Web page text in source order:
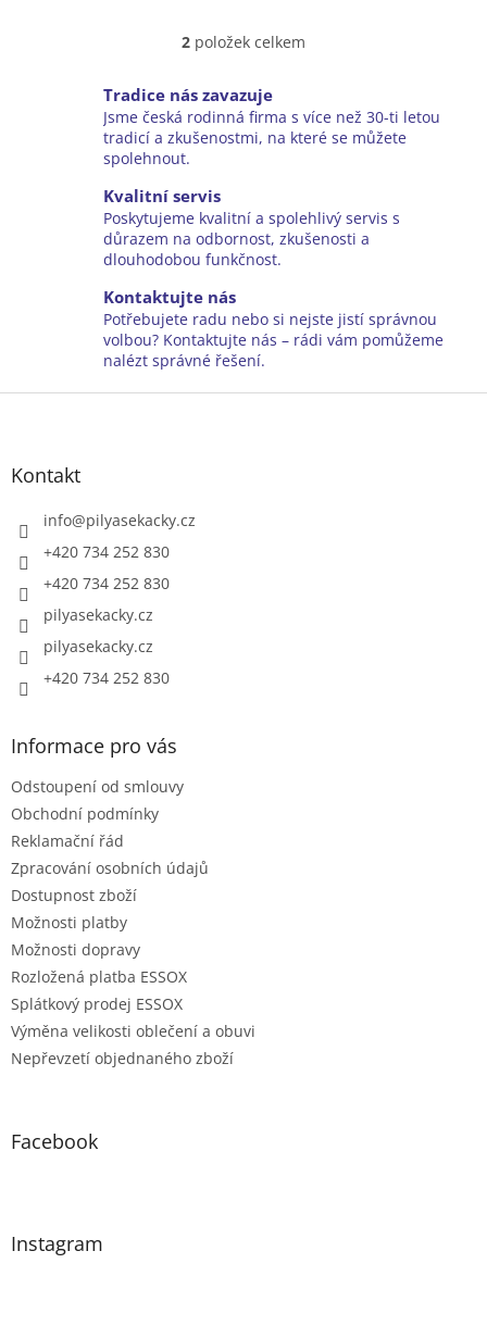
O
l
á
d
p
r
v
v
ý
p
s
2 položek celkem
Tradice nás zavazuje
Jsme česká rodinná firma s více než 30-ti letou
tradicí a zkušenostmi, na které se můžete
spolehnout.
Kvalitní servis
Poskytujeme kvalitní a spolehlivý servis s
důrazem na odbornost, zkušenosti a
dlouhodobou funkčnost.
Kontaktujte nás
Potřebujete radu nebo si nejste jistí správnou
volbou? Kontaktujte nás – rádi vám pomůžeme
nalézt správné řešení.
Z
Kontakt
info@pilyasekacky.cz
+420 734 252 830
+420 734 252 830
pilyasekacky.cz
pilyasekacky.cz
+420 734 252 830
Informace pro vás
Odstoupení od smlouvy
Obchodní podmínky
Reklamační řád
Zpracování osobních údajů
Dostupnost zboží
Možnosti platby
Možnosti dopravy
Rozložená platba ESSOX
Splátkový prodej ESSOX
Výměna velikosti oblečení a obuvi
Nepřevzetí objednaného zboží
Facebook
Instagram